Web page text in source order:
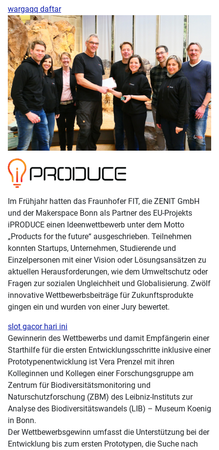
wargaqq daftar
Im Frühjahr hatten das Fraunhofer FIT, die ZENIT GmbH
und der Makerspace Bonn als Partner des EU-Projekts
iPRODUCE einen Ideenwettbewerb unter dem Motto
„Products for the future“ ausgeschrieben. Teilnehmen
konnten Startups, Unternehmen, Studierende und
Einzelpersonen mit einer Vision oder Lösungsansätzen zu
aktuellen Herausforderungen, wie dem Umweltschutz oder
Fragen zur sozialen Ungleichheit und Globalisierung. Zwölf
innovative Wettbewerbsbeiträge für Zukunftsprodukte
gingen ein und wurden von einer Jury bewertet.
slot gacor hari ini
Gewinnerin des Wettbewerbs und damit Empfängerin einer
Starthilfe für die ersten Entwicklungsschritte inklusive einer
Prototypenentwicklung ist Vera Prenzel mit ihren
Kolleginnen und Kollegen einer Forschungsgruppe am
Zentrum für Biodiversitätsmonitoring und
Naturschutzforschung (ZBM) des Leibniz-Instituts zur
Analyse des Biodiversitätswandels (LIB) – Museum Koenig
in Bonn.
Der Wettbewerbsgewinn umfasst die Unterstützung bei der
Entwicklung bis zum ersten Prototypen, die Suche nach